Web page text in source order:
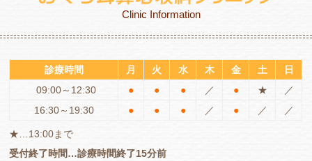
Clinic Information
診療時間 月 火 水 木 金 土
日
09:00～12:30
● ● ● ／ ● ★
／
16:30～19:30
● ● ● ／ ● ／ ／
★…13:00まで
受付終了時間…診療時間終了15分前